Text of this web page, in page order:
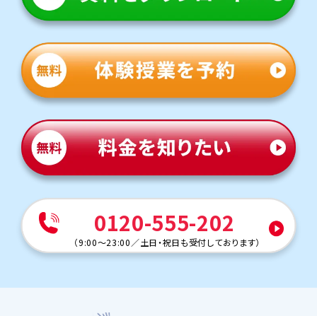
0120-555-202
（9:00～23:00 ／土日・祝日も受付しております）